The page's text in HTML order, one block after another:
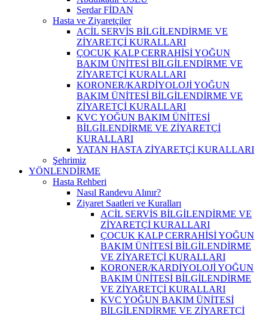
Serdar FİDAN
Hasta ve Ziyaretçiler
ACİL SERVİS BİLGİLENDİRME VE
ZİYARETÇİ KURALLARI
ÇOCUK KALP CERRAHİSİ YOĞUN
BAKIM ÜNİTESİ BİLGİLENDİRME VE
ZİYARETÇİ KURALLARI
KORONER/KARDİYOLOJİ YOĞUN
BAKIM ÜNİTESİ BİLGİLENDİRME VE
ZİYARETÇİ KURALLARI
KVC YOĞUN BAKIM ÜNİTESİ
BİLGİLENDİRME VE ZİYARETÇİ
KURALLARI
YATAN HASTA ZİYARETÇİ KURALLARI
Şehrimiz
YÖNLENDİRME
Hasta Rehberi
Nasıl Randevu Alınır?
Ziyaret Saatleri ve Kuralları
ACİL SERVİS BİLGİLENDİRME VE
ZİYARETÇİ KURALLARI
ÇOCUK KALP CERRAHİSİ YOĞUN
BAKIM ÜNİTESİ BİLGİLENDİRME
VE ZİYARETÇİ KURALLARI
KORONER/KARDİYOLOJİ YOĞUN
BAKIM ÜNİTESİ BİLGİLENDİRME
VE ZİYARETÇİ KURALLARI
KVC YOĞUN BAKIM ÜNİTESİ
BİLGİLENDİRME VE ZİYARETÇİ